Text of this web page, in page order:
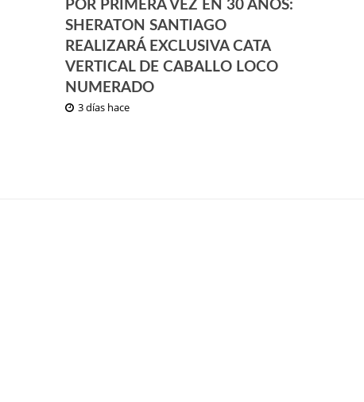
POR PRIMERA VEZ EN 30 AÑOS:
SHERATON SANTIAGO
REALIZARÁ EXCLUSIVA CATA
VERTICAL DE CABALLO LOCO
NUMERADO
3 días hace